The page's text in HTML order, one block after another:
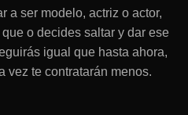
a ser modelo, actriz o actor,
o decides saltar y dar ese
igual que hasta ahora,
vez te contratarán menos.